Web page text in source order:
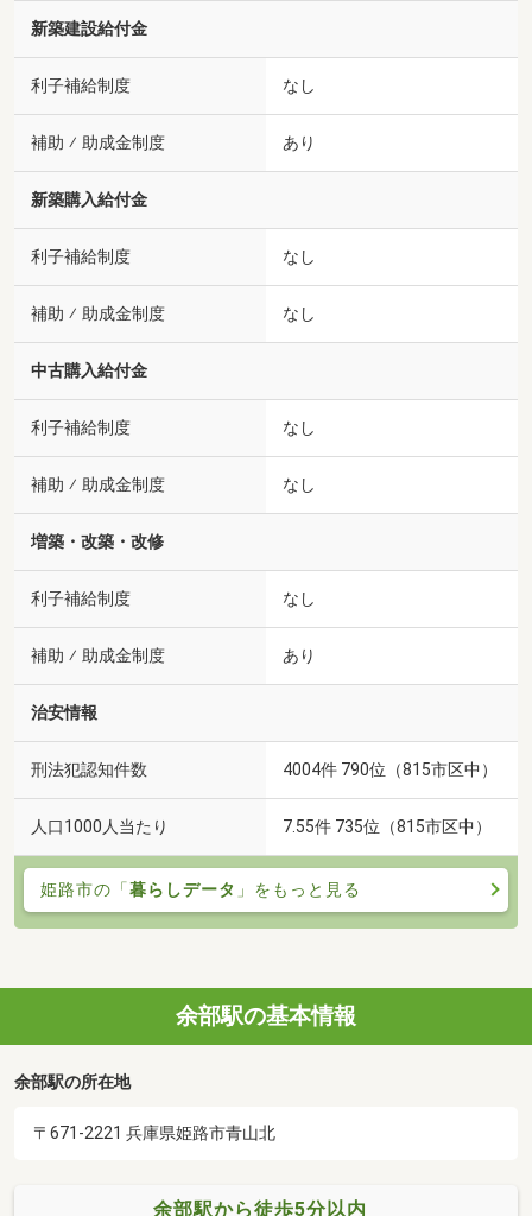
新築建設給付金
利子補給制度 なし
補助 ⁄ 助成金制度 あり
新築購入給付金
利子補給制度 なし
補助 ⁄ 助成金制度 なし
中古購入給付金
利子補給制度 なし
補助 ⁄ 助成金制度 なし
増築・改築・改修
利子補給制度 なし
補助 ⁄ 助成金制度 あり
治安情報
刑法犯認知件数 4004件 790位（815市区中）
人口1000人当たり 7.55件 735位（815市区中）
姫路市の「暮らしデータ 」をもっと見る
余部駅の基本情報
余部駅の所在地
〒671-2221 兵庫県姫路市青山北
余部駅から徒歩5分以内